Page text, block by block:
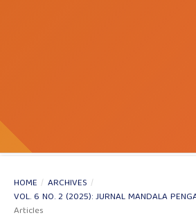
HOME / ARCHIVES /
VOL. 6 NO. 2 (2025): JURNAL MANDALA
Articles